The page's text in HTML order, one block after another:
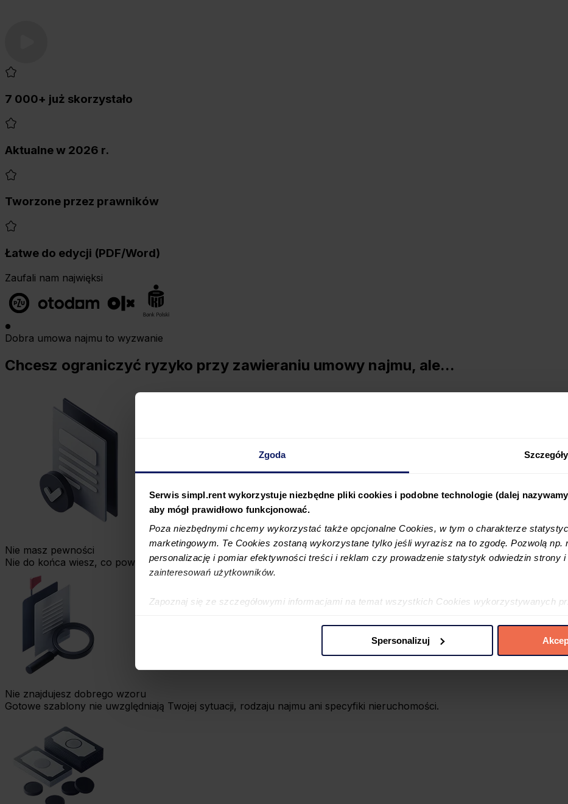
Zgoda Szczegóły
Serwis simpl.rent wykorzystuje niezbędne pliki cookies i podobne technologie (dalej nazywamy
aby mógł prawidłowo funkcjonować.
Poza niezbędnymi chcemy wykorzystać także opcjonalne Cookies, w tym o charakterze
marketingowym. Te Cookies zostaną wykorzystane tylko jeśli wyrazisz na to zgodę. Pozwolą np.
personalizację i pomiar efektywności treści i reklam czy prowadzenie statystyk odwiedzin strony i
zainteresowań użytkowników.
Zapoznaj się ze szczegółowymi informacjami na temat wszystkich Cookies wykorzystywanych
Spersonalizuj
7 000+ już skorzystało
Aktualne w 2026 r.
Tworzone przez prawników
Łatwe do edycji (PDF/Word)
Zaufali nam najwięksi
Dobra umowa najmu to wyzwanie
Chcesz ograniczyć ryzyko przy zawieraniu umowy najmu, ale...
Nie masz pewności
Nie do końca wiesz, co powinna zawierać dobra umowa i które zapisy skutecznie chronią Twoje interesy.
Nie znajdujesz dobrego wzoru
Gotowe szablony nie uwzględniają Twojej sytuacji, rodzaju najmu ani specyfiki nieruchomości.